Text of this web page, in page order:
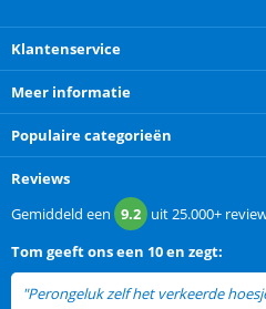
Klantenservice
Meer informatie
Populaire categorieën
Reviews
Gemiddeld een 9.2 uit25.000+
Tom geeft ons een 10 en zegt:
"Perongeluk zelf het verkeerde